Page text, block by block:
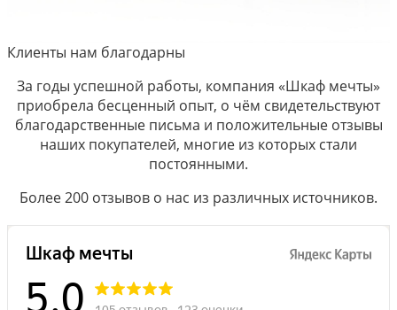
Клиенты нам благодарны
За годы успешной работы, компания «Шкаф мечты»
приобрела бесценный опыт, о чём свидетельствуют
благодарственные письма и положительные отзывы
наших покупателей, многие из которых стали
постоянными.
Более 200 отзывов о нас из различных источников.